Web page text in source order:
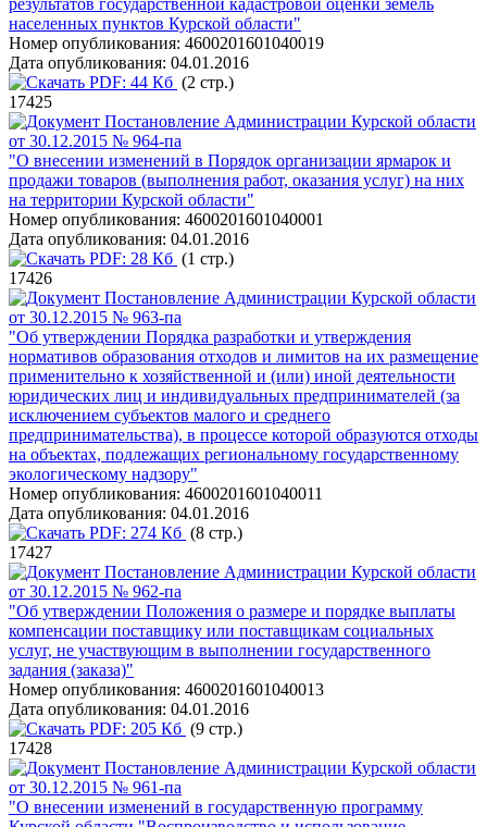
результатов государственной кадастровой оценки земель
населенных пунктов Курской области"
Номер опубликования: 4600201601040019
Дата опубликования: 04.01.2016
PDF: 44 Кб (2 стр.)
17425
Постановление Администрации Курской области
от 30.12.2015 № 964-па
"О внесении изменений в Порядок организации ярмарок и
продажи товаров (выполнения работ, оказания услуг) на них
на территории Курской области"
Номер опубликования: 4600201601040001
Дата опубликования: 04.01.2016
PDF: 28 Кб (1 стр.)
17426
Постановление Администрации Курской области
от 30.12.2015 № 963-па
"Об утверждении Порядка разработки и утверждения
нормативов образования отходов и лимитов на их размещение
применительно к хозяйственной и (или) иной деятельности
юридических лиц и индивидуальных предпринимателей (за
исключением субъектов малого и среднего
предпринимательства), в процессе которой образуются отходы
на объектах, подлежащих региональному государственному
экологическому надзору"
Номер опубликования: 4600201601040011
Дата опубликования: 04.01.2016
PDF: 274 Кб (8 стр.)
17427
Постановление Администрации Курской области
от 30.12.2015 № 962-па
"Об утверждении Положения о размере и порядке выплаты
компенсации поставщику или поставщикам социальных
услуг, не участвующим в выполнении государственного
задания (заказа)"
Номер опубликования: 4600201601040013
Дата опубликования: 04.01.2016
PDF: 205 Кб (9 стр.)
17428
Постановление Администрации Курской области
от 30.12.2015 № 961-па
"О внесении изменений в государственную программу